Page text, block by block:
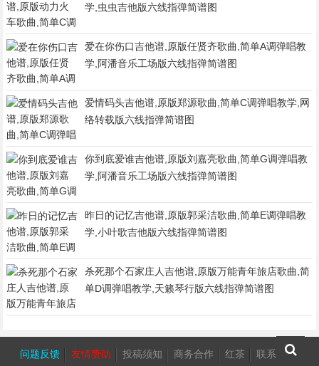
学,虫虫吉他版六线指弹简谱图
爱在你伤口吉他谱,原版任贤齐歌曲,简单A调弹唱教
学,阿潘音乐工场版六线指弹简谱图
爱情码头吉他谱,原版郑源歌曲,简单C调弹唱教学,网
络转载版六线指弹简谱图
你到底爱谁吉他谱,原版刘嘉亮歌曲,简单G调弹唱教
学,阿潘音乐工场版六线指弹简谱图
昨日的记忆吉他谱,原版郭采洁歌曲,简单E调弹唱教
学,小叶歌吉他版六线指弹简谱图
杀死那个石家庄人吉他谱,原版万能青年旅店歌曲,简
单D调弹唱教学,天籁琴行版六线指弹简谱图
问题反馈 友情赞助 投稿须知 商务合作 红茶 联系我们